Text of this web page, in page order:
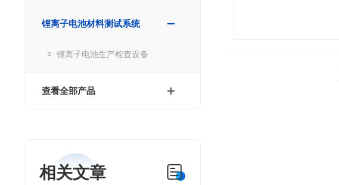
锂离子电池材料测试系统
锂离子电池生产检查设备
查看全部产品
相关文章